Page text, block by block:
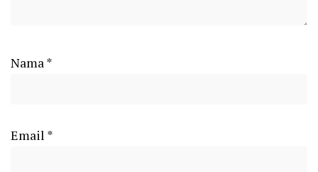
Nama*
Email *